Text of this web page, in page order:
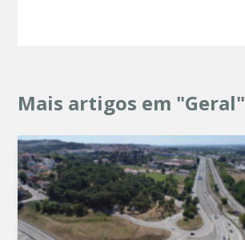
Mais artigos em "Geral"